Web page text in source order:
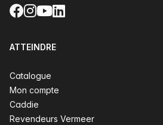
Facebook
Instagram
YouTube
LinkedIn
ATTEINDRE
Catalogue
Mon compte
Caddie
Revendeurs Vermeer